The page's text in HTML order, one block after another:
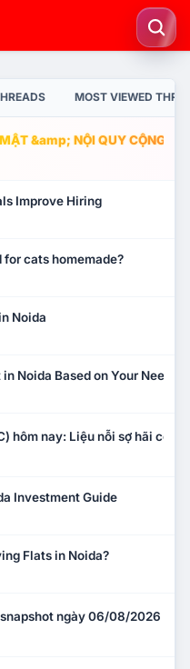
MOST VIEWED
&amp; NỘI QUY CỘNG
Improve Hiring
for cats homemade?
Noida
Noida Based on Your Needs
hôm nay: Liệu nỗi sợ hãi có
Investment Guide
Flats in Noida?
ngày 06/08/2026